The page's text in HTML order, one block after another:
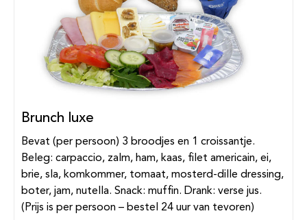
Brunch luxe
Bevat (per persoon) 3 broodjes en 1 croissantje.
Beleg: carpaccio, zalm, ham, kaas, filet americain, ei,
brie, sla, komkommer, tomaat, mosterd-dille dressing,
boter, jam, nutella. Snack: muffin. Drank: verse jus.
(Prijs is per persoon – bestel 24 uur van tevoren)